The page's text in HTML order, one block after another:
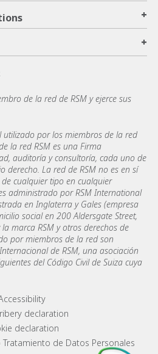
+
+
de la red de RSM y ejerce sus
utilizado por los miembros de la red
la red RSM es una Firma
auditoría y consultoría, cada uno de
derecho. La red de RSM no es en sí
cualquier tipo en cualquier
administrado por RSM International
en Inglaterra y Gales (empresa
social en 200 Aldersgate Street,
marca RSM y otros derechos de
por miembros de la red son
de RSM, una asociación
del Código Civil de Suiza cuya
declaration
declaration
de Datos Personales